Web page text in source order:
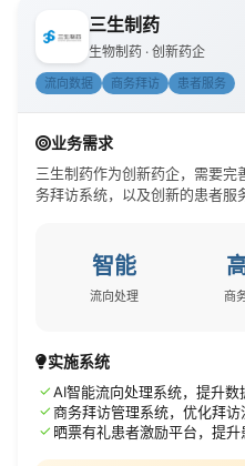
三生制药
生物制药 · 创新药企
流向数据 商务拜访 患者服务
业务需求
三生制药作为创新药企，需要
务拜访系统，以及创新的患者服
智能
流向处理 商
实施系统
✓AI智能流向处理系统，提升数
✓商务拜访管理系统，优化拜访
✓ 晒票有礼患者激励平台，提升